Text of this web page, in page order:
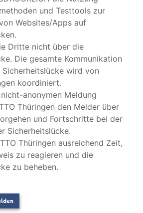
und Testtools zur
Websites/Apps auf
Dritte nicht über die
Die gesamte Kommunikation
wird von
koordiniert.
anonymen Meldung
Thüringen den Melder über
und Fortschritte bei der
Sicherheitslücke.
Thüringen ausreichend Zeit,
zu reagieren und die
zu beheben.